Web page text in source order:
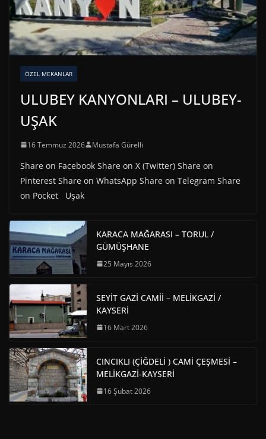
ÖZEL MEKANLAR
ULUBEY KANYONLARI – ULUBEY-
UŞAK
16 Temmuz 2026 Mustafa Gürelli
Share on Facebook Share on X (Twitter) Share on
Pinterest Share on WhatsApp Share on Telegram Share
on Pocket Uşak
KARACA MAĞARASI – TORUL /
GÜMÜŞHANE
25 Mayıs 2026
SEYİT GAZİ CAMİİ – MELİKGAZİ /
KAYSERİ
16 Mart 2026
CINCIKLI (ÇİĞDELİ ) CAMİ ÇEŞMESİ –
MELİKGAZİ-KAYSERİ
16 Şubat 2026